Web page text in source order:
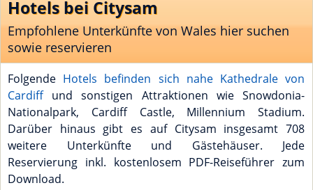
Hotels bei Citysam
Empfohlene Unterkünfte von Wales hier suchen
sowie reservieren
Folgende Hotels befinden sich nahe Kathedrale von
Cardiffund sonstigen Attraktionen wie Snowdonia-
Nationalpark, Cardiff Castle, Millennium Stadium.
Darüber hinaus gibt es auf Citysam insgesamt 708
weitere Unterkünfte und Gästehäuser. Jede
Reservierung inkl. kostenlosem PDF-Reiseführer zum
Download.